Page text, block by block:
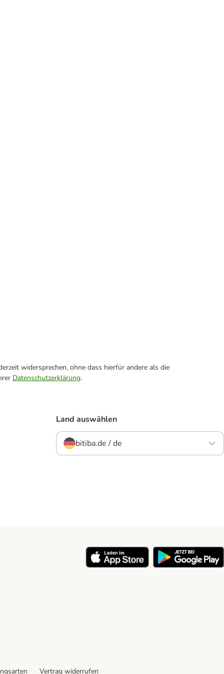
widersprechen, ohne dass hierfür andere als die
Datenschutzerklärung.
Land auswählen
bitiba.de / de
Vertrag widerrufen